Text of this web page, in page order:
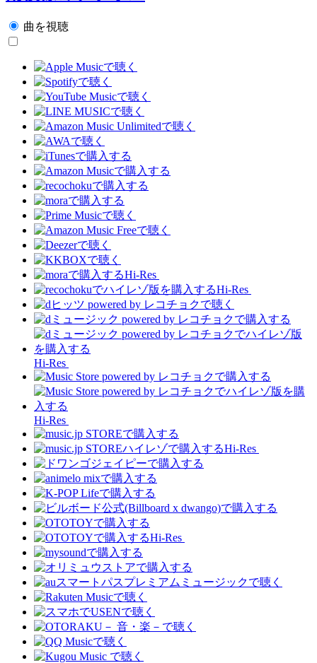
曲を視聴
Hi-Res
Hi-Res
Hi-Res
Hi-Res
Hi-Res
Hi-Res